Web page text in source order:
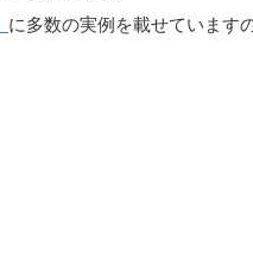
に多数の実例を載せています